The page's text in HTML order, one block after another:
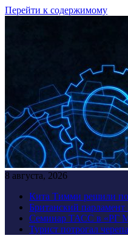
Перейти к содержимому
8 августа, 2026
Кита Тимми решили
Британский парламент
Семинар ТАСС в «РГ
Турист потрогал